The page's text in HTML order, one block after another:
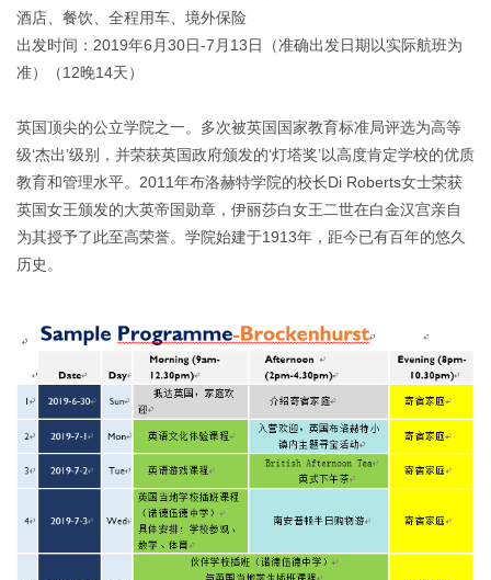
酒店、餐饮、全程用车、境外保险
出发时间：2019年6月30日-7月13日（准确出发日期以实际航班为
准）（12晚14天）
英国顶尖的公立学院之一。多次被英国国家教育标准局评选为高等
级‘杰出’级别，并荣获英国政府颁发的‘灯塔奖’以高度肯定学校的优质
教育和管理水平。2011年布洛赫特学院的校长Di Roberts女士荣获
英国女王颁发的大英帝国勋章，伊丽莎白女王二世在白金汉宫亲自
为其授予了此至高荣誉。学院始建于1913年，距今已有百年的悠久
历史。